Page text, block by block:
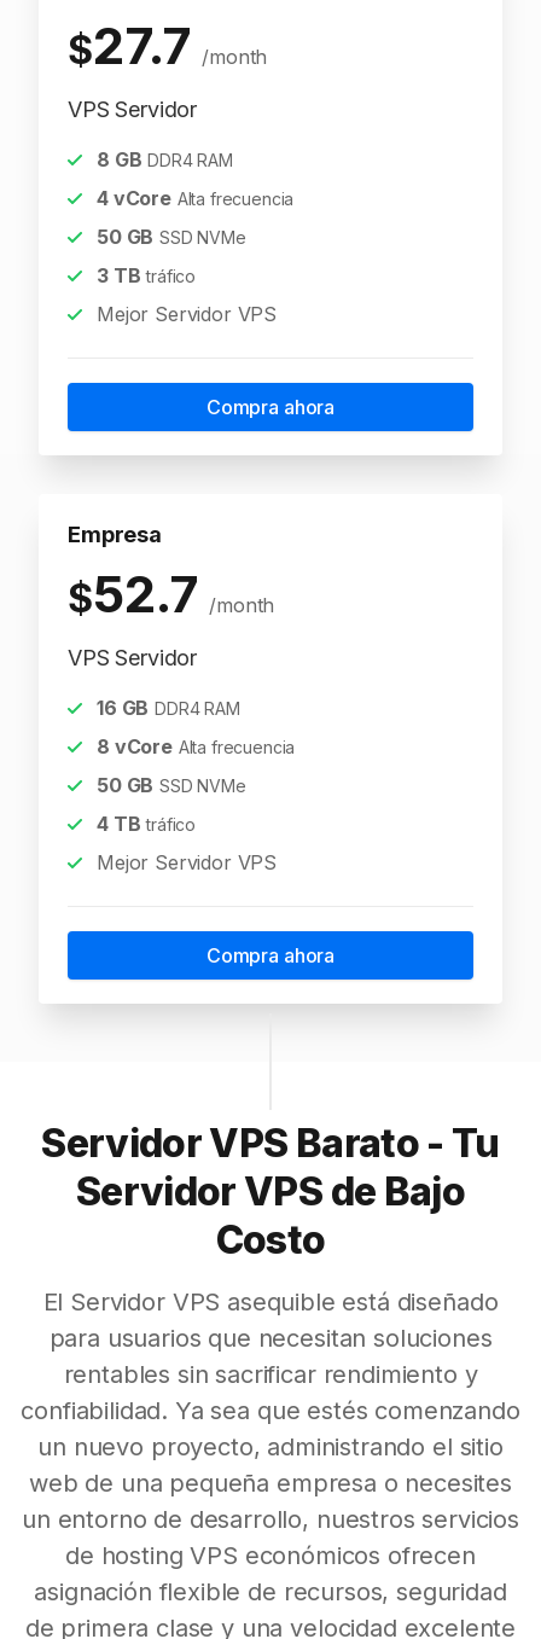
$27.7 /month
VPS Servidor
8 GB DDR4 RAM
4vCore Alta frecuencia
50GB SSD NVMe
3TB tráfico
Mejor Servidor VPS
Compra ahora
Empresa
$52.7 /month
VPS Servidor
16 GB DDR4 RAM
8 vCore Alta frecuencia
50GB SSD NVMe
4TB tráfico
Mejor Servidor VPS
Compra ahora
Servidor VPS Barato - Tu
Servidor VPS de Bajo
Costo
El Servidor VPS asequible está diseñado
para usuarios que necesitan soluciones
rentables sin sacrificar rendimiento y
confiabilidad. Ya sea que estés comenzando
un nuevo proyecto, administrando el sitio
web de una pequeña empresa o necesites
un entorno de desarrollo, nuestros servicios
de hosting VPS económicos ofrecen
asignación flexible de recursos, seguridad
de primera clase y una velocidad excelente